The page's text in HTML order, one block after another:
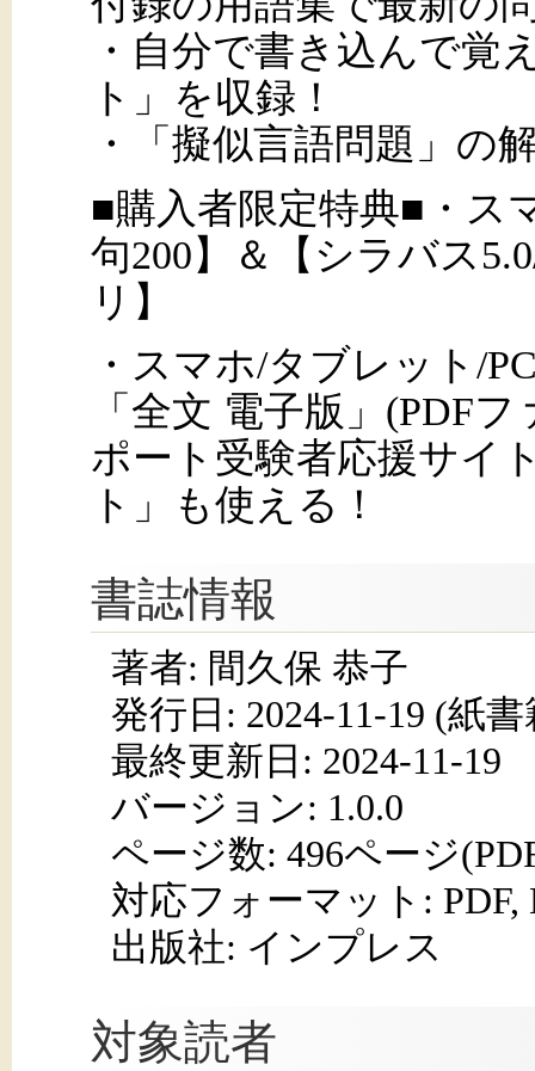
・自分で書き込んで覚
ト」を収録！
・「擬似言語問題」の
■購入者限定特典■・ス
句200】＆【シラバス
リ】
・スマホ/タブレット/
「全文 電子版」(PDF
ポート受験者応援サイ
ト」も使える！
書誌情報
著者: 間久保 恭子
発行日: 2024-11-19 (紙書
最終更新日: 2024-11-19
バージョン: 1.0.0
ページ数: 496ページ
対応フォーマット: PDF,
出版社: インプレス
対象読者